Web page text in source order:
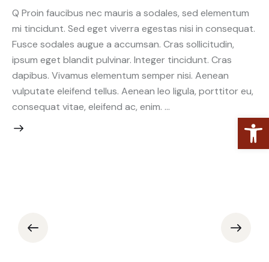
Open toolbar
Q Proin faucibus nec mauris a sodales, sed elementum
mi tincidunt. Sed eget viverra egestas nisi in consequat.
Fusce sodales augue a accumsan. Cras sollicitudin,
ipsum eget blandit pulvinar. Integer tincidunt. Cras
dapibus. Vivamus elementum semper nisi. Aenean
vulputate eleifend tellus. Aenean leo ligula, porttitor eu,
consequat vitae, eleifend ac, enim. …